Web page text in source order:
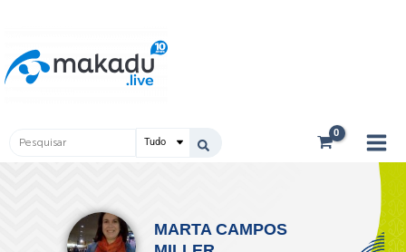
conteúdo
Pesquisar
MARTA CAMPOS